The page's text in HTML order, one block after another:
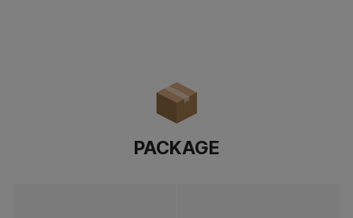
PACKAGE